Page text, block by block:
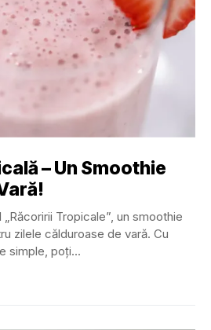
– Un Smoothie
Tropicale”, un smoothie
zilele călduroase de vară. Cu
simple, poți...